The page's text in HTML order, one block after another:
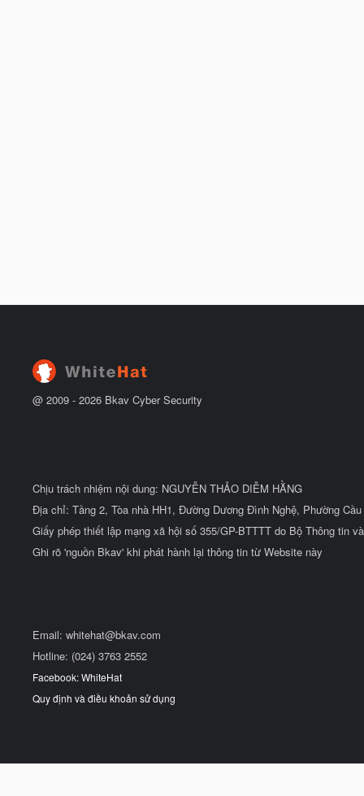
@ 2009 - 2026 Bkav Cyber Security
Chịu trách nhiệm nội dung: NGUYỄN THẢO DIỄM HẰNG
Địa chỉ: Tầng 2, Tòa nhà HH1, Đường Dương Đình Nghệ, Phường
Giấy phép thiết lập mạng xã hội số 355/GP-BTTTT do Bộ Thông tin
Ghi rõ 'nguồn Bkav' khi phát hành lại thông tin từ Website này
Email: whitehat@bkav.com
Hotline: (024) 3763 2552
Facebook: WhiteHat
Quy định và điều khoản sử dụng